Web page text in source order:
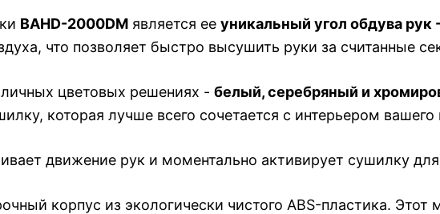
BAHD-2000DM является ее уникальный угол обдува рук
что позволяет быстро высушить руки за считанные
цветовых решениях - белый, серебряный и
которая лучше всего сочетается с интерьером
движение рук и моментально активирует сушилку
корпус из экологически чистого ABS-пластика. Этот